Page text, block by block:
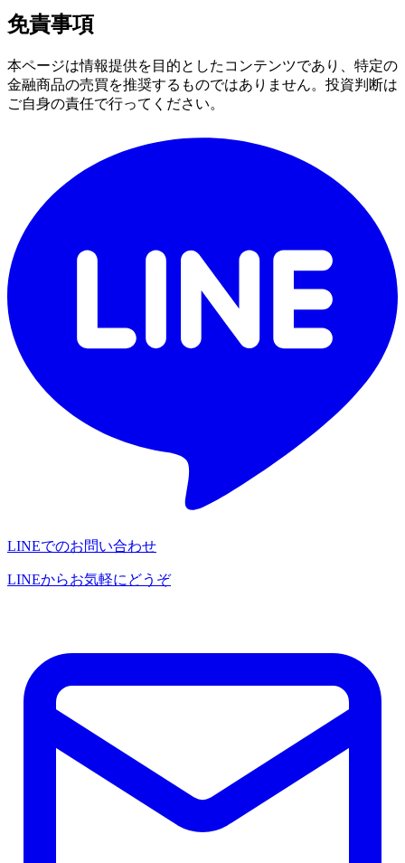
免責事項
本ページは情報提供を目的としたコンテンツであり、特定の
金融商品の売買を推奨するものではありません。投資判断は
ご自身の責任で行ってください。
LINEでのお問い合わせ
LINEからお気軽にどうぞ